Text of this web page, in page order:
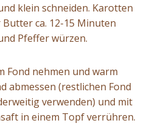
klein schneiden. Karotten
Butter ca. 12-15 Minuten
Pfeffer würzen.
Fond nehmen und warm
abmessen (restlichen Fond
verwenden) und mit
in einem Topf verrühren.